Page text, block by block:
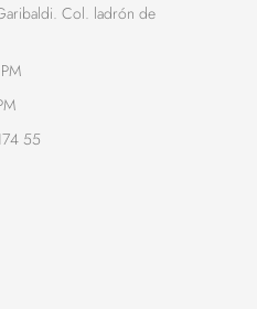
Col. ladrón de
55